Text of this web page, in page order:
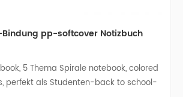
pp-softcover Notizbuch
5 Thema Spirale notebook, colored
perfekt als Studenten-back to school-